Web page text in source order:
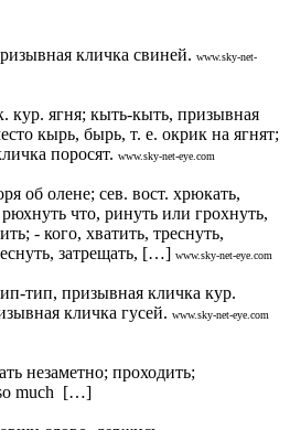
кличка свиней. www.sky-net-
ягня; кыть-кыть, призывная
кырь, бырь, т. е. окрик на ягнят;
поросят. www.sky-net-eye.com
об олене; сев. вост. хрюкать,
что, ринуть или грохнуть,
- кого, хватить, треснуть,
затрещать, […] www.sky-net-eye.com
тип, призывная кличка кур.
кличка гусей. www.sky-net-eye.com
незаметно; проходить;
so much […]